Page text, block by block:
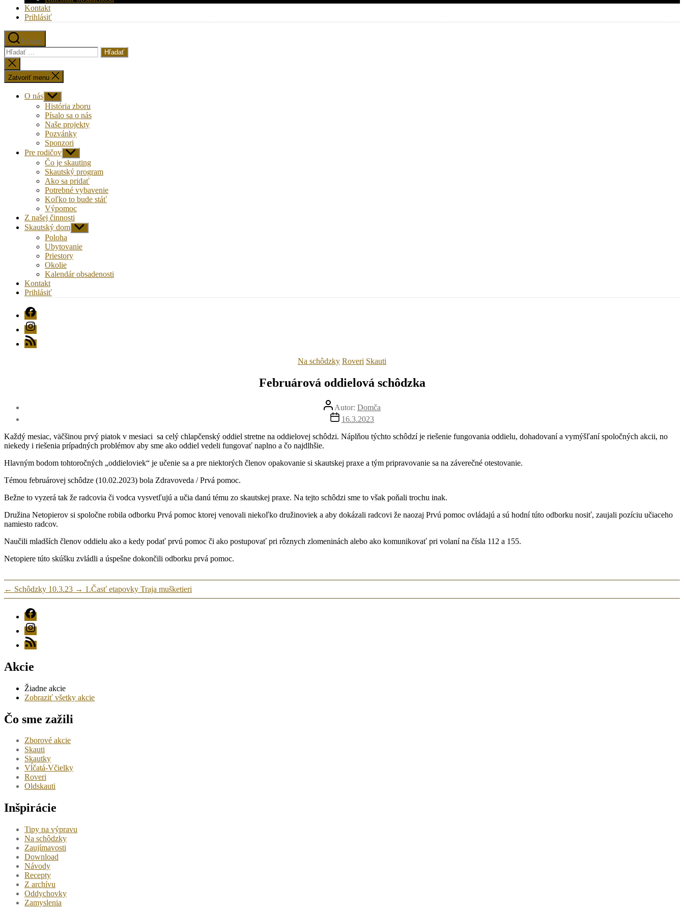
Kontakt
Prihlásiť
Hľadať
Vyhľadať:
Zatvoriť
vyhľadávanie
Zatvoriť menu
O nás Zobraziť
druhú
úroveň
navigácie
História zboru
Písalo sa o nás
Naše projekty
Pozvánky
Sponzori
Pre rodičov Zobraziť
druhú
úroveň
navigácie
Čo je skauting
Skautský program
Ako sa pridať
Potrebné vybavenie
Koľko to bude stáť
Výpomoc
Z našej činnosti
Skautský dom Zobraziť
druhú
úroveň
navigácie
Poloha
Ubytovanie
Priestory
Okolie
Kalendár obsadenosti
Kontakt
Prihlásiť
FB
Instagram
RSS
Kategórie
Na schôdzky Roveri Skauti
Februárová oddielová schôdzka
Autor
článku
Autor: Domča
Dátum
článku
16.3.2023
Každý mesiac, väčšinou prvý piatok v mesiaci sa celý chlapčenský oddiel stretne na oddielovej schôdzi. Náplňou týchto schôdzí je riešenie fungovania oddielu, dohadovaní a vymýšľaní spoločných akcii, no
niekedy i riešenia prípadných problémov aby sme ako oddiel vedeli fungovať naplno a čo najdlhšie.
Hlavným bodom tohtoročných „oddieloviek“ je učenie sa a pre niektorých členov opakovanie si skautskej praxe a tým pripravovanie sa na záverečné otestovanie.
Témou februárovej schôdze (10.02.2023) bola Zdravoveda / Prvá pomoc.
Bežne to vyzerá tak že radcovia či vodca vysvetľujú a učia danú tému zo skautskej praxe. Na tejto schôdzi sme to však poňali trochu inak.
Družina Netopierov si spoločne robila odborku Prvá pomoc ktorej venovali niekoľko družinoviek a aby dokázali radcovi že naozaj Prvú pomoc ovládajú a sú hodní túto odborku nosiť, zaujali pozíciu učiaceho
namiesto radcov.
Naučili mladších členov oddielu ako a kedy podať prvú pomoc či ako postupovať pri rôznych zlomeninách alebo ako komunikovať pri volaní na čísla 112 a 155.
Netopiere túto skúšku zvládli a úspešne dokončili odborku prvá pomoc.
← Schôdzky 10.3.23 → 1.Časť etapovky Traja mušketieri
FB
Instagram
RSS
Akcie
Žiadne akcie
Zobraziť všetky akcie
Čo sme zažili
Zborové akcie
Skauti
Skautky
Vĺčatá-Včielky
Roveri
Oldskauti
Inšpirácie
Tipy na výpravu
Na schôdzky
Zaujímavosti
Download
Návody
Recepty
Z archívu
Oddychovky
Zamyslenia